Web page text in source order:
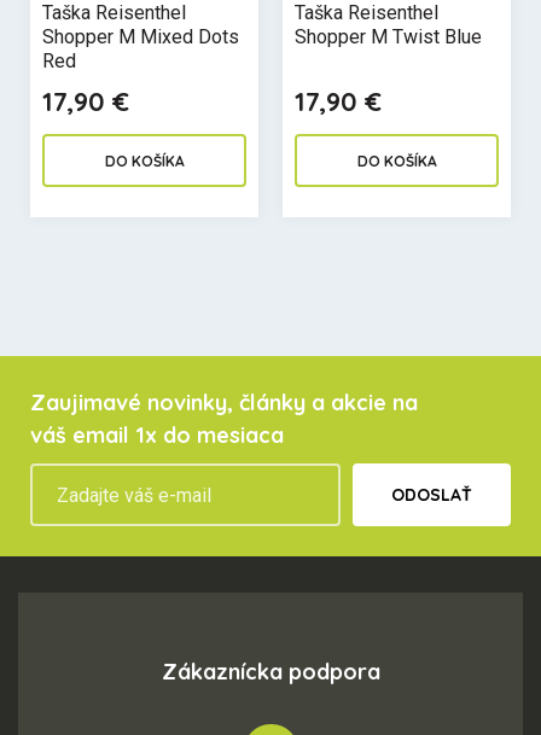
Taška Reisenthel
Shopper M Mixed Dots
Red
17,90 €
DO KOŠÍKA
Taška Reisenthel
Shopper M Twist Blue
17,90 €
DO KOŠÍKA
Zaujimavé novinky, články a akcie na
váš email 1x do mesiaca
ODOSLAŤ
Zákaznícka podpora